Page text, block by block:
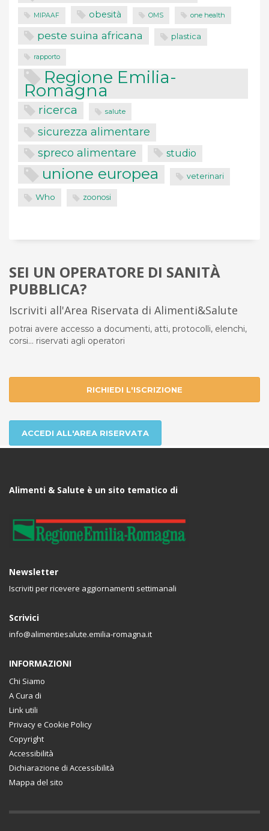
MIPAAF obesità OMS one health
peste suina africana plastica
rapporto
Regione Emilia-
Romagna
ricerca salute
sicurezza alimentare
spreco alimentare studio
unione europea veterinari
Who zoonosi
SEI UN OPERATORE DI SANITÀ
PUBBLICA?
Iscriviti all'Area Riservata di Alimenti&Salute
potrai avere accesso a documenti, atti, protocolli, elenchi,
corsi... riservati agli operatori
RICHIEDI L'ISCRIZIONE
ACCEDI ALL'AREA RISERVATA
Alimenti & Salute è un sito tematico di
Newsletter
Iscriviti per ricevere aggiornamenti settimanali
Scrivici
info@alimentiesalute.emilia-romagna.it
INFORMAZIONI
Chi Siamo
A Cura di
Link utili
Privacy e Cookie Policy
Copyright
Accessibilità
Dichiarazione di Accessibilità
Mappa del sito